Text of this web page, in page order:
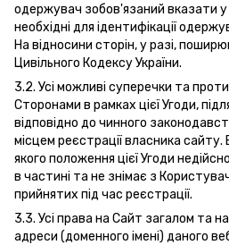
одержувач зобов'язаний вказати у
необхідні для ідентифікації
На відносини сторін, у разі,
Цивільного Кодексу України.
3.2. Усі можливі суперечки та
Сторонами в рамках цієї Угоди,
відповідно до чинного
місцем реєстрації власника
якого положення цієї Угоди
в частині та не знімає з
прийнятих під час реєстрації.
3.3. Усі права на Сайт загалом та
адреси (доменного імені) даного